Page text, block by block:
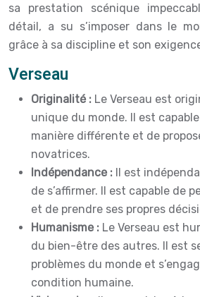
sa prestation scénique
détail, a su s’imposer dans le
grâce à sa discipline et son
Verseau
Originalité : Le Verseau est
unique du monde. Il est
manière différente et de
novatrices.
Indépendance : Il est
de s’affirmer. Il est capable de
et de prendre ses propres
Humanisme : Le Verseau est
du bien-être des autres. Il est
problèmes du monde et
condition humaine.